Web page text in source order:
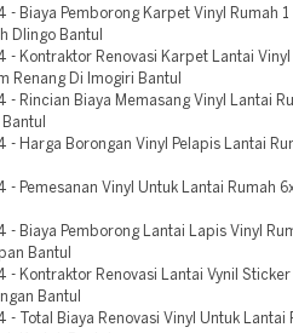
- Biaya Pemborong Karpet Vinyl Rumah 1
Dlingo Bantul
- Kontraktor Renovasi Karpet Lantai Vinyl
Renang Di Imogiri Bantul
- Rincian Biaya Memasang Vinyl Lantai
- Harga Borongan Vinyl Pelapis Lantai
- Pemesanan Vinyl Untuk Lantai Rumah
- Biaya Pemborong Lantai Lapis Vinyl
Bantul
- Kontraktor Renovasi Lantai Vynil Sticker
Bantul
- Total Biaya Renovasi Vinyl Untuk Lantai